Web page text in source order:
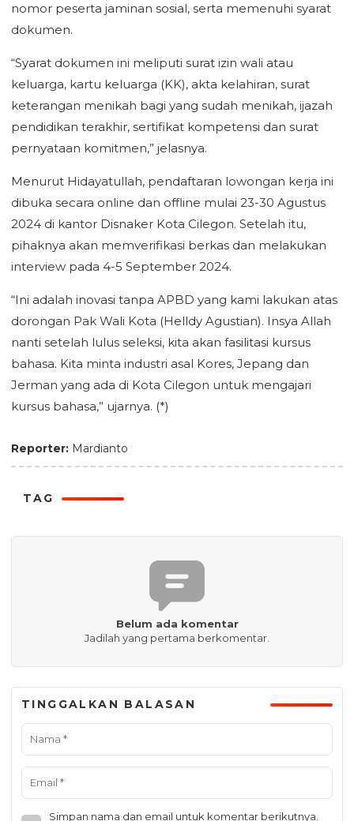
nomor peserta jaminan sosial, serta memenuhi syarat
dokumen.
“Syarat dokumen ini meliputi surat izin wali atau
keluarga, kartu keluarga (KK), akta kelahiran, surat
keterangan menikah bagi yang sudah menikah, ijazah
pendidikan terakhir, sertifikat kompetensi dan surat
pernyataan komitmen,” jelasnya.
Menurut Hidayatullah, pendaftaran lowongan kerja ini
dibuka secara online dan offline mulai 23-30 Agustus
2024 di kantor Disnaker Kota Cilegon. Setelah itu,
pihaknya akan memverifikasi berkas dan melakukan
interview pada 4-5 September 2024.
“Ini adalah inovasi tanpa APBD yang kami lakukan atas
dorongan Pak Wali Kota (Helldy Agustian). Insya Allah
nanti setelah lulus seleksi, kita akan fasilitasi kursus
bahasa. Kita minta industri asal Kores, Jepang dan
Jerman yang ada di Kota Cilegon untuk mengajari
kursus bahasa,” ujarnya. (*)
Reporter: Mardianto
TAG
Belum ada komentar
Jadilah yang pertama berkomentar.
TINGGALKAN BALASAN
Simpan nama dan email untuk komentar berikutnya.